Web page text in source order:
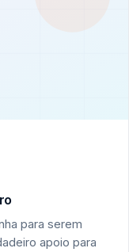
para serem
apoio para